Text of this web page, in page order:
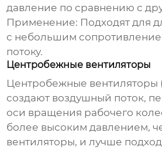
давление по сравнению с
Применение: Подходят для
с небольшим
потоку.
Центробежные вентиляторы
Центробежные вентиляторы
создают воздушный поток,
оси вращения рабочего
более высоким давлением,
вентиляторы, и лучше